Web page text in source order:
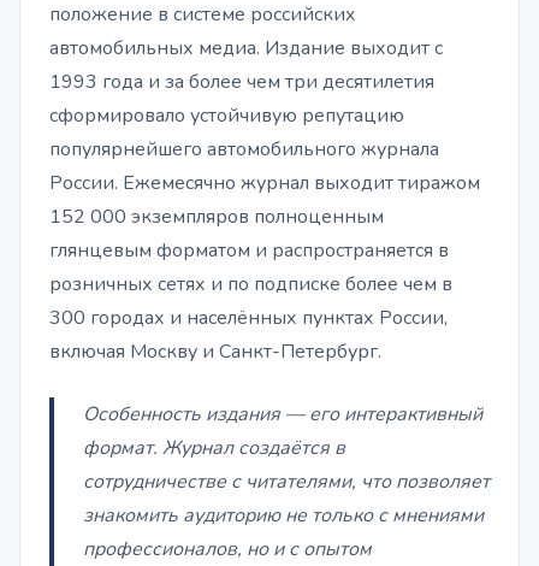
положение в системе российских
автомобильных медиа. Издание выходит с
1993 года и за более чем три десятилетия
сформировало устойчивую репутацию
популярнейшего автомобильного журнала
России. Ежемесячно журнал выходит тиражом
152 000 экземпляров полноценным
глянцевым форматом и распространяется в
розничных сетях и по подписке более чем в
300 городах и населённых пунктах России,
включая Москву и Санкт-Петербург.
Особенность издания — его интерактивный
формат. Журнал создаётся в
сотрудничестве с читателями, что позволяет
знакомить аудиторию не только с мнениями
профессионалов, но и с опытом